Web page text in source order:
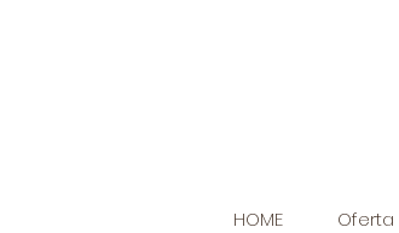
HOME Oferta